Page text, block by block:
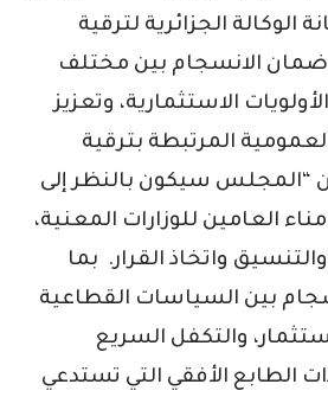
الوكالة الجزائرية لترقية
ضمان الانسجام بين مختلف
الاستثمارية، وتعزيز
المرتبطة بترقية
“المجلس سيكون بالنظر إلى
العامين للوزارات المعنية،
واتخاذ القرار. بما
بين السياسات القطاعية
والتكفل السريع
الطابع الأفقي التي تستدعي